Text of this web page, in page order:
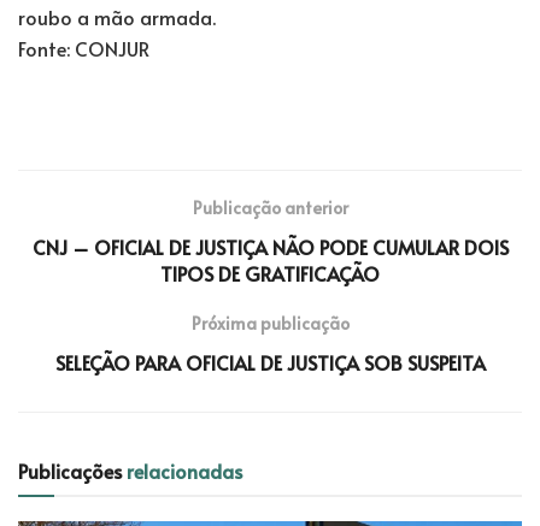
roubo a mão armada.
Fonte: CONJUR
Publicação anterior
CNJ – OFICIAL DE JUSTIÇA NÃO PODE CUMULAR DOIS
TIPOS DE GRATIFICAÇÃO
Próxima publicação
SELEÇÃO PARA OFICIAL DE JUSTIÇA SOB SUSPEITA
Publicaçõesrelacionadas